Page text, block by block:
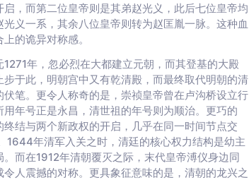
，而第二位皇帝则是其弟赵光义，此后七位皇帝均
义一系，其余八位皇帝则转为赵匡胤一脉。这种血
的诡异对称感。
年，忽必烈在大都建立元朝，而其登基的大殿
于此，明朝宫中又有乾清殿，而最终取代明朝的清
笔。更令人称奇的是，崇祯皇帝曾在卢沟桥设立行
年号正是永昌，清世祖的年号则为顺治。更巧的
结与两个新政权的开启，几乎在同一时间节点交
1644年清军入关之时，清廷的核心权力结构是幼主
而在1912年清朝覆灭之际，末代皇帝溥仪身边同
人震撼的对称。更具象征意味的是，清朝的龙兴之